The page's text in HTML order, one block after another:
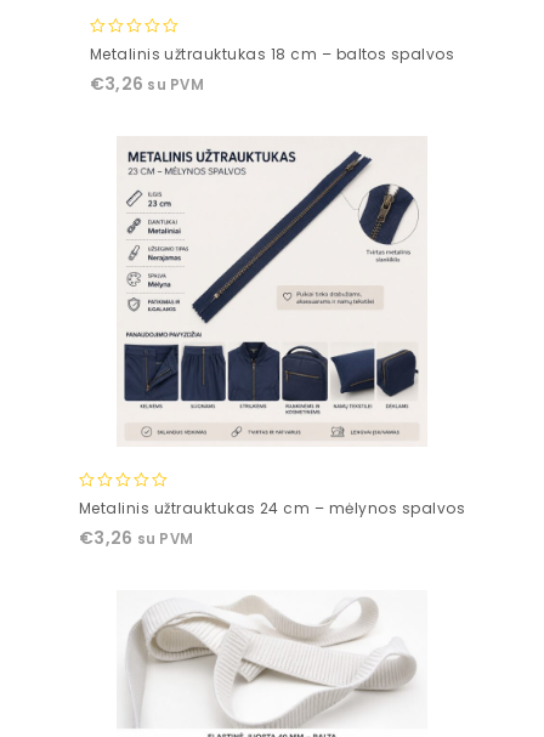
0
of
Metalinis užtrauktukas 18 cm – baltos spalvos
€3,26 su PVM
0
of
Metalinis užtrauktukas 24 cm – mėlynos spalvos
€3,26 su PVM